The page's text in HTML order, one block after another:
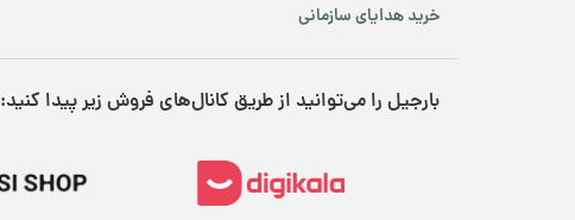
خرید هدایای سازمانی
بارجیل را می‌توانید از طریق کانال‌های فروش زیر پیدا کنید: